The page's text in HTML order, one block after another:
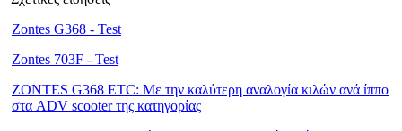
Zontes G368 - Test
Zontes 703F - Test
ZONTES G368 ETC: Με την καλύτερη αναλογία κιλών ανά ίππο
στα ADV scooter της κατηγορίας